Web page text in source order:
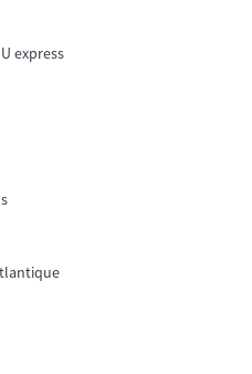
express